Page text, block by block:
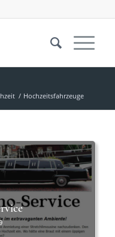
/ Hochzeitsfahrzeuge